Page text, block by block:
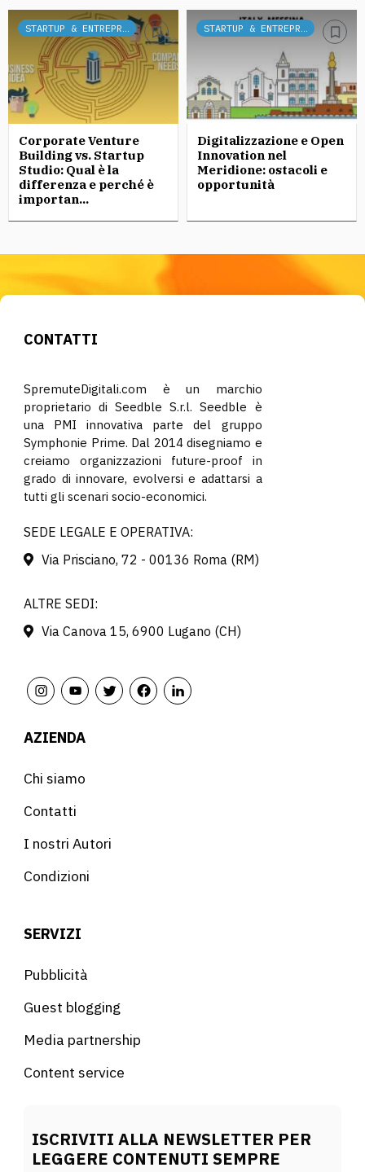
Corporate Venture
Building vs. Startup
Studio: Qual è la
differenza e perché è
importan...
Digitalizzazione e Open
Innovation nel
Meridione: ostacoli e
opportunità
CONTATTI
SpremuteDigitali.com è un marchio
proprietario di Seedble S.r.l. Seedble è
una PMI innovativa parte del gruppo
Symphonie Prime. Dal 2014 disegniamo e
creiamo organizzazioni future-proof in
grado di innovare, evolversi e adattarsi a
tutti gli scenari socio-economici.
SEDE LEGALE E OPERATIVA:
Via Prisciano, 72 - 00136 Roma (RM)
ALTRE SEDI:
Via Canova 15, 6900 Lugano (CH)
AZIENDA
Chi siamo
Contatti
I nostri Autori
Condizioni
SERVIZI
Pubblicità
Guest blogging
Media partnership
Content service
ISCRIVITI ALLA NEWSLETTER PER
LEGGERE CONTENUTI SEMPRE